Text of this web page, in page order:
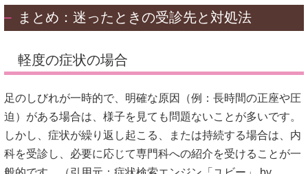
まとめ：迷ったときの受診先と対処法
軽度の症状の場合
足のしびれが一時的で、明確な原因（例：長時間の正座や圧
迫）がある場合は、様子を見ても問題ないことが多いです。
しかし、症状が繰り返し起こる、または持続する場合は、内
科を受診し、必要に応じて専門科への紹介を受けることが一